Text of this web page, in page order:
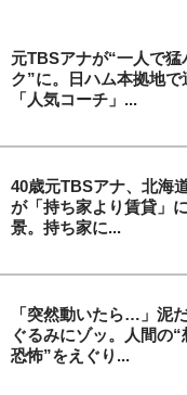
元TBSアナが“一人で猛
ク”に。日ハム本拠地で
「人気コーチ」...
40歳元TBSアナ、北海
が「持ち家より賃貸」
景。持ち家に...
「突然動いたら…」泥
ぐるみにゾッ。人間の“
恐怖”をえぐり...